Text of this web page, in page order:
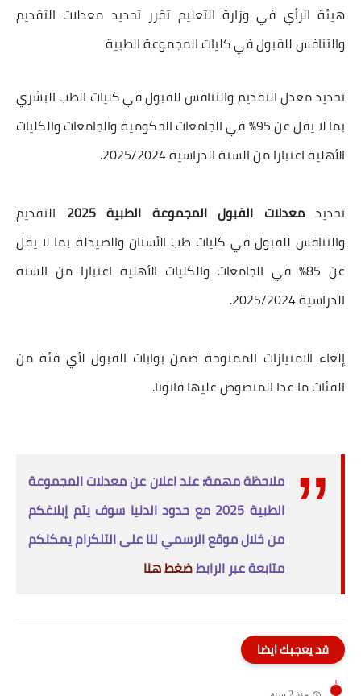
هيئة الرأي في وزارة التعليم تقرر تحديد معدلات التقديم
والتنافس للقبول في كليات المجموعة الطبية
تحديد معدل التقديم والتنافس للقبول في كليات الطب البشري
بما لا يقل عن 95% في الجامعات الحكومية والجامعات والكليات
الأهلية اعتبارا من السنة الدراسية 2025/2024.
تحديد معدلات القبول المجموعة الطبية 2025
التقديم
والتنافس للقبول في كليات طب الأسنان والصيدلة بما لا يقل
عن 85% في الجامعات والكليات الأهلية اعتبارا من السنة
الدراسية 2025/2024.
إلغاء الامتيازات الممنوحة ضمن بوابات القبول لأي فئة من
الفئات ما عدا المنصوص عليها قانونا.
ملاحظة مهمة: عند اعلان عن معدلات المجموعة
الطبية 2025 مع حدود الدنيا سوف يتم إبلاغكم
من خلال موقع الرسمي لنا على التلكرام يمكنكم
متابعة عبر الرابطضغط هنا
قد يعجبك ايضا